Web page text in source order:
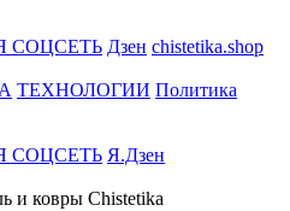
СОЦСЕТЬ Дзен chistetika.shop
ТЕХНОЛОГИИ Политика
СОЦСЕТЬ Я.Дзен
и ковры Chistetika